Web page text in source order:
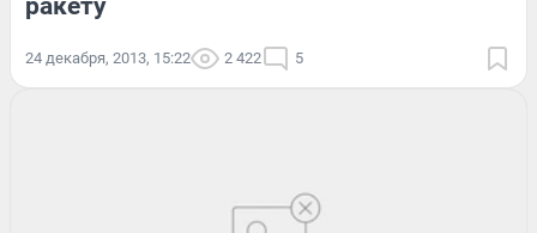
24 декабря, 2013, 15:22 2 422 5